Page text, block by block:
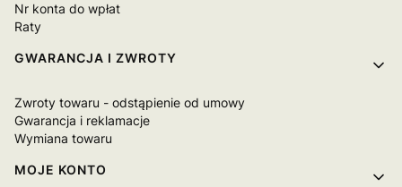
Nr konta do wpłat
Raty
GWARANCJA I ZWROTY
Zwroty towaru - odstąpienie od umowy
Gwarancja i reklamacje
Wymiana towaru
MOJE KONTO